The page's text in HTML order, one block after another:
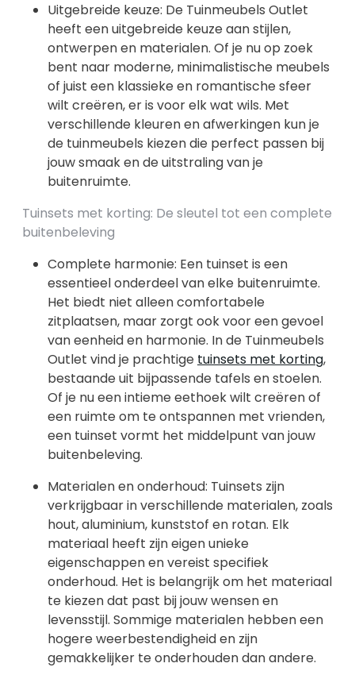
Uitgebreide keuze: De Tuinmeubels Outlet
heeft een uitgebreide keuze aan stijlen,
ontwerpen en materialen. Of je nu op zoek
bent naar moderne, minimalistische meubels
of juist een klassieke en romantische sfeer
wilt creëren, er is voor elk wat wils. Met
verschillende kleuren en afwerkingen kun je
de tuinmeubels kiezen die perfect passen bij
jouw smaak en de uitstraling van je
buitenruimte.
Tuinsets met korting: De sleutel tot een complete
buitenbeleving
Complete harmonie: Een tuinset is een
essentieel onderdeel van elke buitenruimte.
Het biedt niet alleen comfortabele
zitplaatsen, maar zorgt ook voor een gevoel
van eenheid en harmonie. In de Tuinmeubels
Outlet vind je prachtige tuinsets met korting,
bestaande uit bijpassende tafels en stoelen.
Of je nu een intieme eethoek wilt creëren of
een ruimte om te ontspannen met vrienden,
een tuinset vormt het middelpunt van jouw
buitenbeleving.
Materialen en onderhoud: Tuinsets zijn
verkrijgbaar in verschillende materialen, zoals
hout, aluminium, kunststof en rotan. Elk
materiaal heeft zijn eigen unieke
eigenschappen en vereist specifiek
onderhoud. Het is belangrijk om het materiaal
te kiezen dat past bij jouw wensen en
levensstijl. Sommige materialen hebben een
hogere weerbestendigheid en zijn
gemakkelijker te onderhouden dan andere.